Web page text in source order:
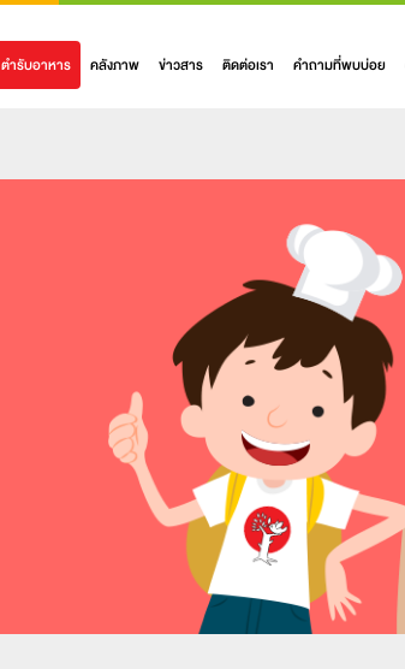
ตำรับอาหาร คลังภาพ ข่าวสาร ติดต่อเรา คำถามที่พบบ่อย